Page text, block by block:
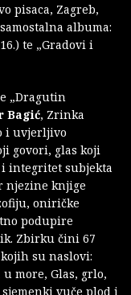
pisaca, Zagreb,
albuma:
te „Gradovi i
„Dragutin
Bagić, Zrinka
i uvjerljivo
govori, glas koji
integritet subjekta
njezine knjige
oniričke
podupire
Zbirku čini 67
su naslovi:
more, Glas, grlo,
vuče plod i